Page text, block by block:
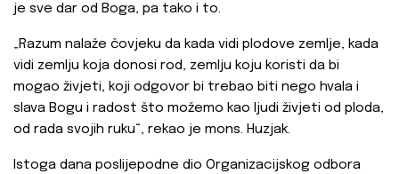
je sve dar od Boga, pa tako i to.
„Razum nalaže čovjeku da kada vidi plodove zemlje, kada
vidi zemlju koja donosi rod, zemlju koju koristi da bi
mogao živjeti, koji odgovor bi trebao biti nego hvala i
slava Bogu i radost što možemo kao ljudi živjeti od ploda,
od rada svojih ruku“, rekao je mons. Huzjak.
Istoga dana poslijepodne dio Organizacijskog odbora